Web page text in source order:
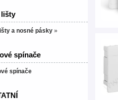
lišty
a nosné pásky »
spínače
spínače